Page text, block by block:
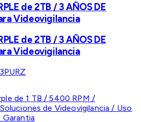
de 2TB / 3 AÑOS DE
Videovigilancia
de 2TB / 3 AÑOS DE
Videovigilancia